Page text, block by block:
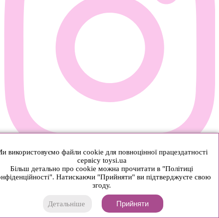
використовуємо файли cookie для повноцінної працездатності
сервісу toysi.ua
Більш детально про cookie можна прочитати в "Політиці
Натискаючи "Прийняти" ви підтверджуєте свою
згоду.
Детальніше Прийняти